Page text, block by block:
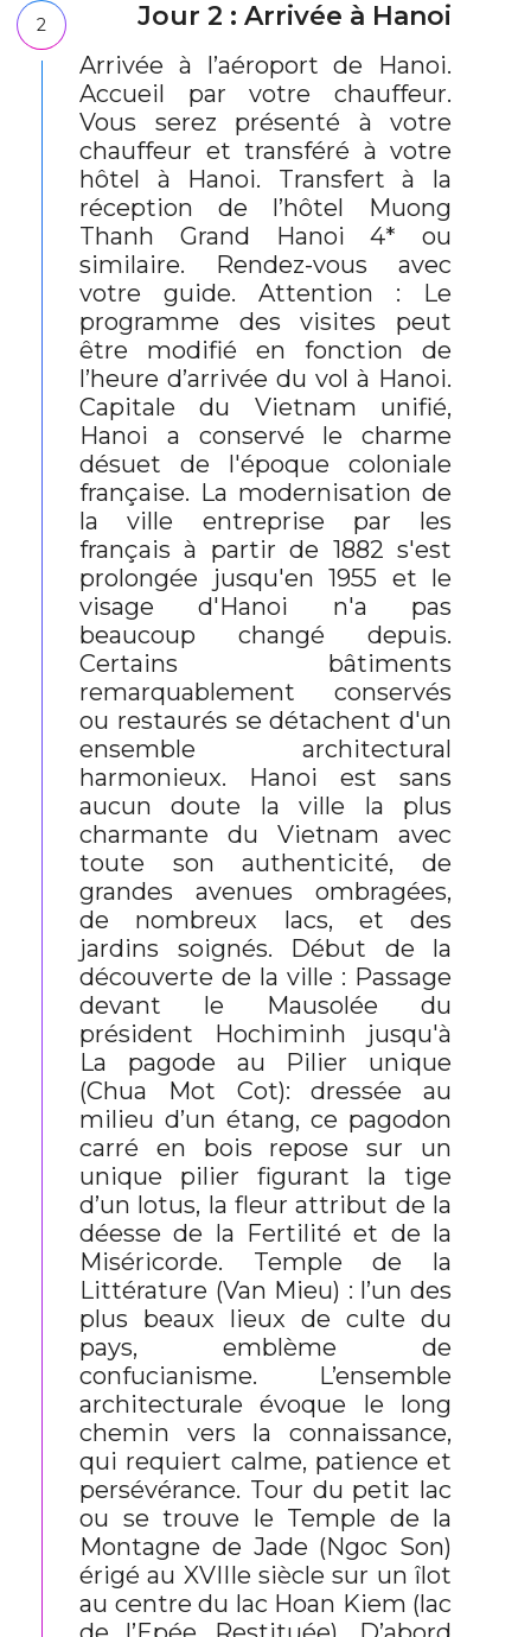
2 Jour 2 : Arrivée à Hanoi
Arrivée à l’aéroport de Hanoi.
Accueil par votre chauffeur.
Vous serez présenté à votre
chauffeur et transféré à votre
hôtel à Hanoi. Transfert à la
réception de l’hôtel Muong
Thanh Grand Hanoi 4* ou
similaire. Rendez-vous avec
votre guide. Attention : Le
programme des visites peut
être modifié en fonction de
l’heure d’arrivée du vol à Hanoi.
Capitale du Vietnam unifié,
Hanoi a conservé le charme
désuet de l'époque coloniale
française. La modernisation de
la ville entreprise par les
français à partir de 1882 s'est
prolongée jusqu'en 1955 et le
visage d'Hanoi n'a pas
beaucoup changé depuis.
Certains bâtiments
remarquablement conservés
ou restaurés se détachent d'un
ensemble architectural
harmonieux. Hanoi est sans
aucun doute la ville la plus
charmante du Vietnam avec
toute son authenticité, de
grandes avenues ombragées,
de nombreux lacs, et des
jardins soignés. Début de la
découverte de la ville : Passage
devant le Mausolée du
président Hochiminh jusqu'à
La pagode au Pilier unique
(Chua Mot Cot): dressée au
milieu d’un étang, ce pagodon
carré en bois repose sur un
unique pilier figurant la tige
d’un lotus, la fleur attribut de la
déesse de la Fertilité et de la
Miséricorde. Temple de la
Littérature (Van Mieu) : l’un des
plus beaux lieux de culte du
pays, emblème de
confucianisme. L’ensemble
architecturale évoque le long
chemin vers la connaissance,
qui requiert calme, patience et
persévérance. Tour du petit lac
ou se trouve le Temple de la
Montagne de Jade (Ngoc Son)
érigé au XVIIIe siècle sur un îlot
au centre du lac Hoan Kiem (lac